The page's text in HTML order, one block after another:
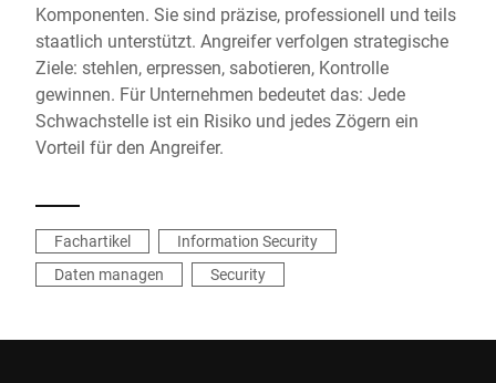
Komponenten. Sie sind präzise, professionell und teils
staatlich unterstützt. Angreifer verfolgen strategische
Ziele: stehlen, erpressen, sabotieren, Kontrolle
gewinnen. Für Unternehmen bedeutet das: Jede
Schwachstelle ist ein Risiko und jedes Zögern ein
Vorteil für den Angreifer.
Fachartikel
Information Security
Daten managen
Security